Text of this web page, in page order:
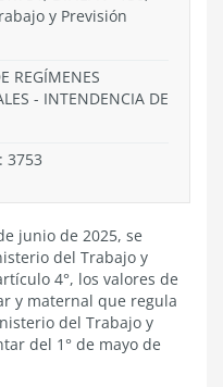
y Previsión
REGÍMENES
- INTENDENCIA DE
3753
junio de 2025, se
del Trabajo y
4°, los valores de
y maternal que regula
del Trabajo y
del 1° de mayo de